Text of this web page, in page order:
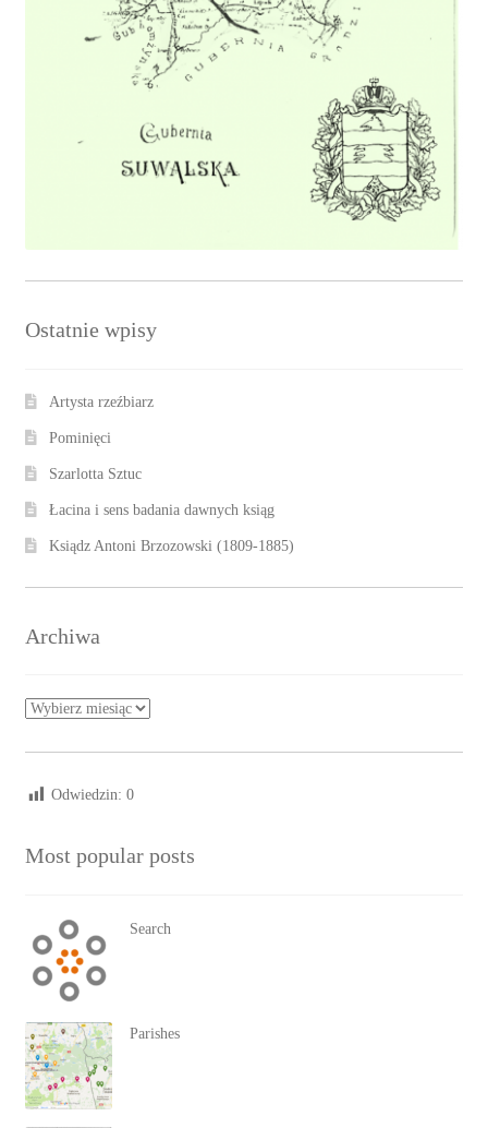
Ostatnie wpisy
Artysta rzeźbiarz
Pominięci
Szarlotta Sztuc
Łacina i sens badania dawnych ksiąg
Ksiądz Antoni Brzozowski (1809-1885)
Archiwa
Archiwa
Odwiedzin: 0
Most popular posts
Search
Parishes